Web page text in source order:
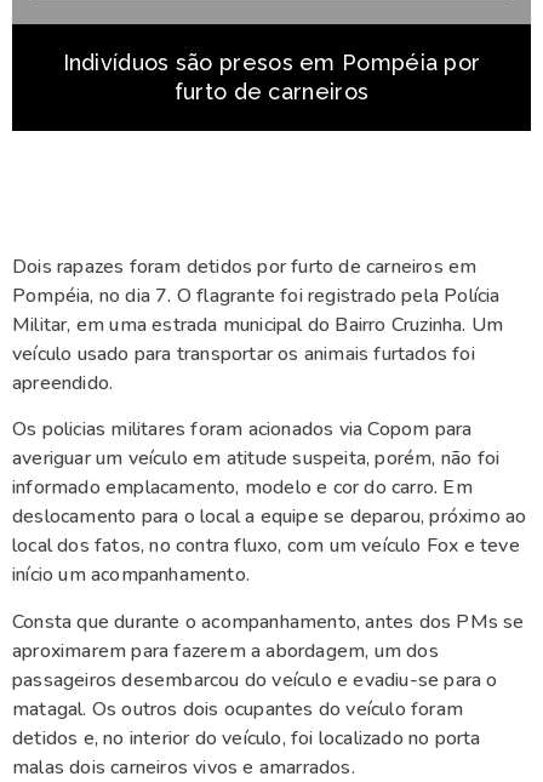
Indivíduos são presos em Pompéia por
furto de carneiros
Dois rapazes foram detidos por furto de carneiros em
Pompéia, no dia 7. O flagrante foi registrado pela Polícia
Militar, em uma estrada municipal do Bairro Cruzinha. Um
veículo usado para transportar os animais furtados foi
apreendido.
Os policias militares foram acionados via Copom para
averiguar um veículo em atitude suspeita, porém, não foi
informado emplacamento, modelo e cor do carro. Em
deslocamento para o local a equipe se deparou, próximo ao
local dos fatos, no contra fluxo, com um veículo Fox e teve
início um acompanhamento.
Consta que durante o acompanhamento, antes dos PMs se
aproximarem para fazerem a abordagem, um dos
passageiros desembarcou do veículo e evadiu-se para o
matagal. Os outros dois ocupantes do veículo foram
detidos e, no interior do veículo, foi localizado no porta
malas dois carneiros vivos e amarrados.